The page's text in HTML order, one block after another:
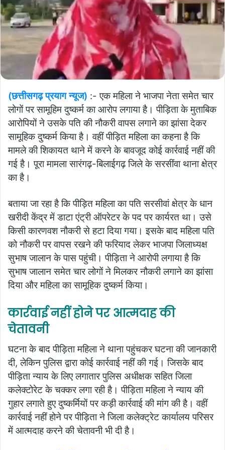
(छत्तीसगढ़ प्रयाग न्यूज) :- एक महिला ने भाजपा नेता समेत चार
लोगों पर सामूहिम दुष्कर्म का आरोप लगाया है। पीड़िता के मुताबिक
आरोपियों ने उसके पति की नौकरी वापस लगाने का झांसा देकर
सामूहिक दुष्कर्म किया है। वहीं पीड़ित महिला का कहना है कि
मामले की शिकायत थाने में करने के बावजूद कोई कार्रवाई नहीं की
गई है। पूरा मामला सारंगढ़-बिलाईगढ़ जिले के सरसींवा थाना क्षेत्र
का है।
बताया जा रहा है कि पीड़ित महिला का पति सरसीवां क्षेत्र के धान
खरीदी केंद्र में डाटा एंट्री ऑपरेटर के पद पर कार्यरत था। उसे
किसी कारणवश नौकरी से हटा दिया गया। इसके बाद महिला पति
को नौकरी पर वापस रखने की फरियाद लेकर भाजपा जिलाध्यक्ष
सुभाष जालान के पास पहुंची। पीड़िता ने आरोपी लगाया है कि
सुभाष जालान समेत चार लोगों ने मिलकर नौकरी लगाने का झांसा
दिया और महिला का सामूहिक दुष्कर्म किया।
कार्रवाई नहीं होने पर आत्मदाह की
चेतावनी
घटना के बाद पीड़िता महिला ने थाना पहुंचकर घटना की जानकारी
दी, लेकिन पुलिस द्वारा कोई कार्रवाई नहीं की गई। जिसके बाद
पीड़िता न्याय के लिए लगातार पुलिस अधीक्षक सहित जिला
कलेक्टोरेट के चक्कर लगा रही है। पीड़िता महिला ने न्याय की
गुहार लगाते हुए दुष्कर्मियों पर कड़ी कार्रवाई की मांग की है। वहीं
कार्रवाई नहीं होने पर पीड़िता ने जिला कलेक्ट्रेट कार्यालय परिसर
में आत्मदाह करने की चेतावनी भी दी है।